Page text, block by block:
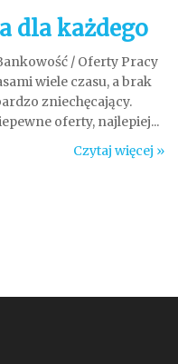
dla każdego
/ Oferty Pracy
wiele czasu, a brak
zniechęcający.
oferty, najlepiej...
Czytaj więcej »